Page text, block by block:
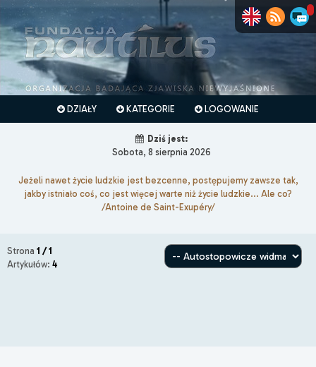
DZIAŁY KATEGORIE LOGOWANIE
Dziś jest:
Sobota, 8 sierpnia 2026
Jeżeli nawet życie ludzkie jest bezcenne, postępujemy zawsze tak,
jakby istniało coś, co jest więcej warte niż życie ludzkie... Ale co?
/Antoine de Saint-Exupéry/
Strona 1 / 1
Artykułów: 4